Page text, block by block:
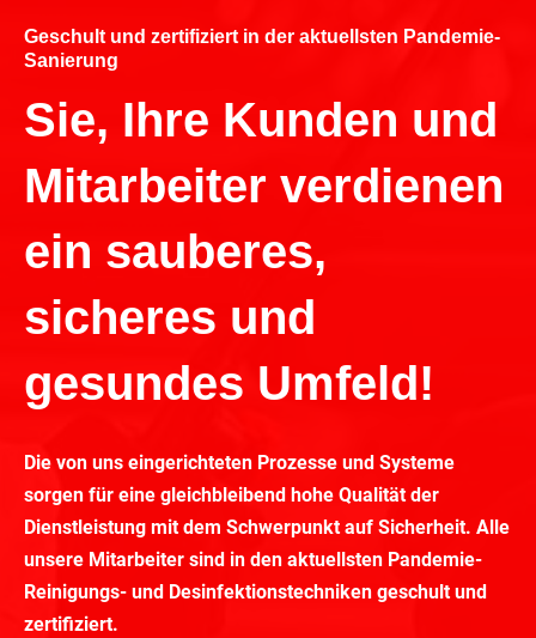
Geschult und zertifiziert in der aktuellsten Pandemie-
Sanierung
Sie, Ihre Kunden und
Mitarbeiter verdienen
ein sauberes,
sicheres und
gesundes Umfeld!
Die von uns eingerichteten Prozesse und Systeme
sorgen für eine gleichbleibend hohe Qualität der
Dienstleistung mit dem Schwerpunkt auf Sicherheit. Alle
unsere Mitarbeiter sind in den aktuellsten Pandemie-
Reinigungs- und Desinfektionstechniken geschult und
zertifiziert.